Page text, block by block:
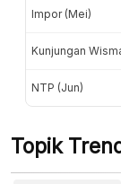
Impor (Mei)
Kunjungan
NTP (Jun)
Topik